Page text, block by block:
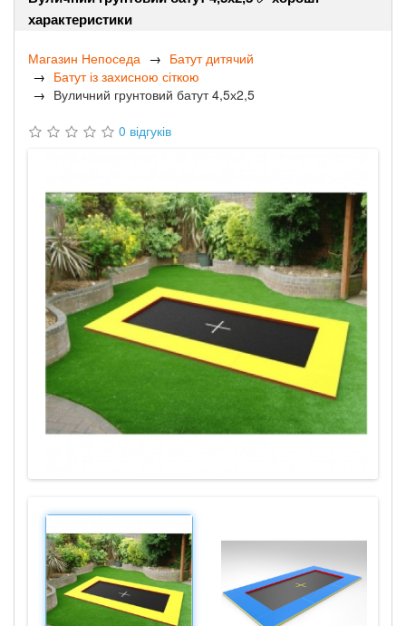
характеристики
Магазин Непоседа
Батут дитячий
Батут із захисною сіткою
Вуличний грунтовий батут 4,5х2,5
0 відгуків